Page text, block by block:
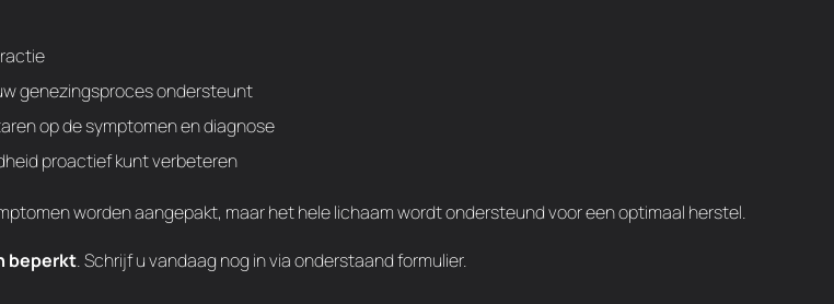
genezingsproces ondersteunt
op de symptomen en diagnose
proactief kunt verbeteren
worden aangepakt, maar het hele lichaam wordt ondersteund voor een optimaal herstel.
beperkt. Schrijf u vandaag nog in via onderstaand formulier.